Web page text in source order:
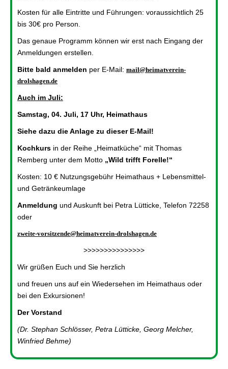
Kosten für alle Eintritte und Führungen: voraussichtlich 25
bis 30€ pro Person.
Das genaue Programm können wir erst nach Eingang der
Anmeldungen erstellen.
Bitte bald anmelden per E-Mail: mail@heimatverein-
drolshagen.de
Auch im Juli:
Samstag, 04. Juli, 17 Uhr, Heimathaus
Siehe dazu die Anlage zu dieser E-Mail!
Kochkurs in der Reihe „Heimatküche“ mit Thomas
Remberg unter dem Motto „Wild trifft Forelle!“
Kosten: 10 € Nutzungsgebühr Heimathaus + Lebensmittel-
und Getränkeumlage
Anmeldung und Auskunft bei Petra Lütticke, Telefon 72258
oder
zweite-vorsitzende@heimatverein-drolshagen.de
>>>>>>>>>>>>>>>
Wir grüßen Euch und Sie herzlich
und freuen uns auf ein Wiedersehen im Heimathaus oder
bei den Exkursionen!
Der Vorstand
(Dr. Stephan Schlösser, Petra Lütticke, Georg Melcher,
Winfried Behme)